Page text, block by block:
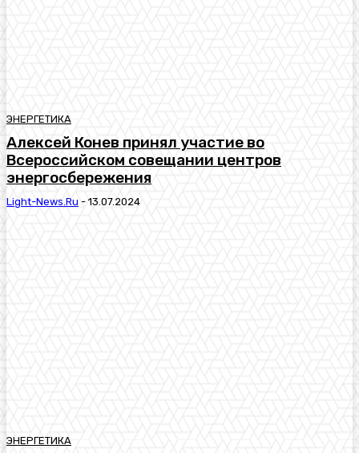
ЭНЕРГЕТИКА
Алексей Конев принял участие во
Всероссийском совещании центров
энергосбережения
Light-News.ru - 13.07.2024
ЭНЕРГЕТИКА